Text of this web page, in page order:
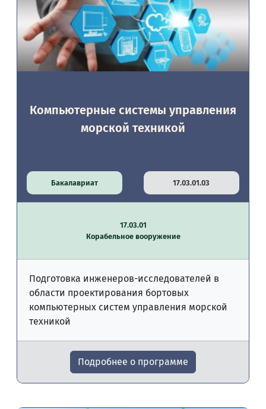
Компьютерные системы управления
морской техникой
Бакалавриат 17.03.01.03
17.03.01
Корабельное вооружение
Подготовка инженеров-исследователей в
области проектирования бортовых
компьютерных систем управления морской
техникой
Подробнее о программе